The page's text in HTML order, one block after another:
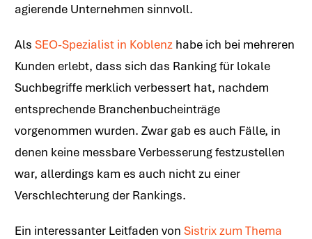
agierende Unternehmen sinnvoll.
Als SEO-Spezialist in Koblenz habe ich bei mehreren
Kunden erlebt, dass sich das Ranking für lokale
Suchbegriffe merklich verbessert hat, nachdem
entsprechende Branchenbucheinträge
vorgenommen wurden. Zwar gab es auch Fälle, in
denen keine messbare Verbesserung festzustellen
war, allerdings kam es auch nicht zu einer
Verschlechterung der Rankings.
Ein interessanter Leitfaden von Sistrix zum Thema